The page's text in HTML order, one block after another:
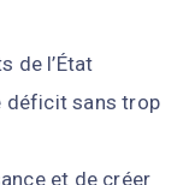
de l’État
déficit sans trop
et de créer